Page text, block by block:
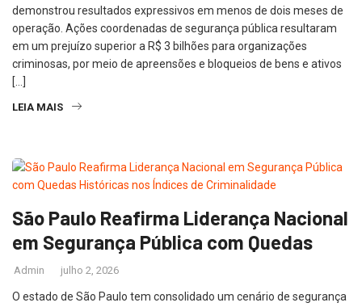
demonstrou resultados expressivos em menos de dois meses de
operação. Ações coordenadas de segurança pública resultaram
em um prejuízo superior a R$ 3 bilhões para organizações
criminosas, por meio de apreensões e bloqueios de bens e ativos
[…]
LEIA MAIS
São Paulo Reafirma Liderança Nacional
em Segurança Pública com Quedas
Admin julho 2, 2026
O estado de São Paulo tem consolidado um cenário de segurança